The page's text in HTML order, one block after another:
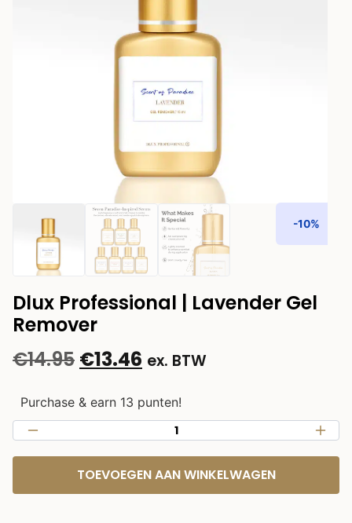
-10%
Dlux Professional | Lavender Gel
Remover
€14.95 €13.46 ex. BTW
Purchase & earn 13 punten!
TOEVOEGEN AAN WINKELWAGEN